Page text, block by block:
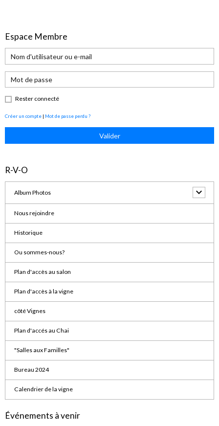
Espace Membre
Rester connecté
Créer un compte | Mot de passe perdu ?
Valider
R-V-O
Album Photos
Nous rejoindre
Historique
Ou sommes-nous?
Plan d'accès au salon
Plan d'accès à la vigne
côté Vignes
Plan d'accés au Chai
"Salles aux Familles"
Bureau 2024
Calendrier de la vigne
Événements à venir